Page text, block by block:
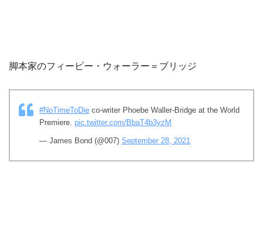
脚本家のフィービー・ウォーラー＝ブリッジ
#NoTimeToDie co-writer Phoebe Waller-Bridge at the World
Premiere. pic.twitter.com/BbaT4b3yzM
— James Bond (@007) September 28, 2021